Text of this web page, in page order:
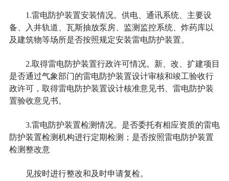
1.雷电防护装置安装情况。供电、通讯系统、主要设
备、入井轨道、瓦斯抽放泵房、监测监控系统、炸药库以
及建筑物等场所是否按照规定安装雷电防护装置。
2.取得雷电防护装置行政许可情况。新、改、扩建项目
是否通过气象部门的雷电防护装置设计审核和竣工验收行
政许可，取得雷电防护装置设计核准意见书、雷电防护装
置验收意见书。
3.雷电防护装置检测情况。是否委托有相应资质的雷电
防护装置检测机构进行定期检测；是否按照雷电防护装置
检测整改意
见按时进行整改和及时申请复检。